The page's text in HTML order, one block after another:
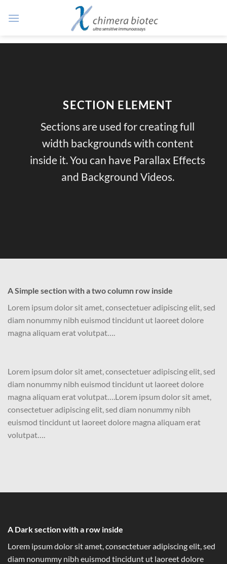
Inhalt
SECTION ELEMENT
Sections are used for creating full
width backgrounds with content
inside it. You can have Parallax Effects
and Background Videos.
A Simple section with a two column row inside
Lorem ipsum dolor sit amet, consectetuer adipiscing elit, sed
diam nonummy nibh euismod tincidunt ut laoreet dolore
magna aliquam erat volutpat….
Lorem ipsum dolor sit amet, consectetuer adipiscing elit, sed
diam nonummy nibh euismod tincidunt ut laoreet dolore
magna aliquam erat volutpat….Lorem ipsum dolor sit amet,
consectetuer adipiscing elit, sed diam nonummy nibh
euismod tincidunt ut laoreet dolore magna aliquam erat
volutpat….
A Dark section with a row inside
Lorem ipsum dolor sit amet, consectetuer adipiscing elit, sed
diam nonummy nibh euismod tincidunt ut laoreet dolore